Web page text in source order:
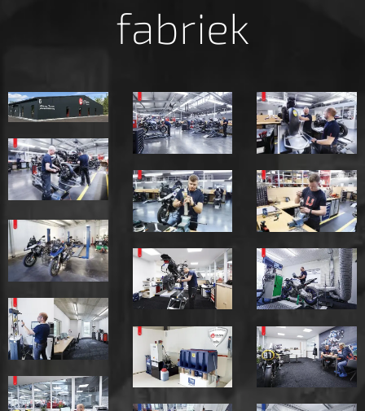
fabriek